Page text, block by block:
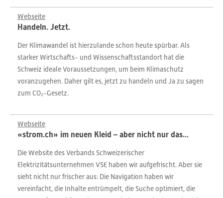
Webseite
Handeln. Jetzt.
Der Klimawandel ist hierzulande schon heute spürbar. Als
starker Wirtschafts- und Wissenschaftsstandort hat die
Schweiz ideale Voraussetzungen, um beim Klimaschutz
voranzugehen. Daher gilt es, jetzt zu handeln und Ja zu sagen
zum CO₂-Gesetz.
Webseite
«strom.ch» im neuen Kleid – aber nicht nur das...
Die Website des Verbands Schweizerischer
Elektrizitätsunternehmen VSE haben wir aufgefrischt. Aber sie
sieht nicht nur frischer aus: Die Navigation haben wir
vereinfacht, die Inhalte entrümpelt, die Suche optimiert, die